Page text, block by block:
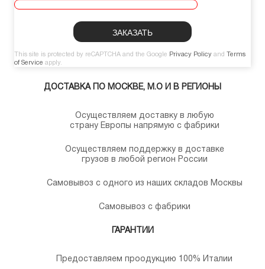
This site is protected by reCAPTCHA and the Google Privacy Policy and
Terms
of Service apply.
ДОСТАВКА ПО МОСКВЕ, М.О И В РЕГИОНЫ
Осуществляем доставку в любую
страну Европы напрямую с фабрики
Осуществляем поддержку в доставке
грузов в любой регион России
Самовывоз с одного из наших складов Москвы
Самовывоз с фабрики
ГАРАНТИИ
Предоставляем проодукцию 100% Италии